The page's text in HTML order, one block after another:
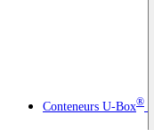
Conteneurs U-Box®